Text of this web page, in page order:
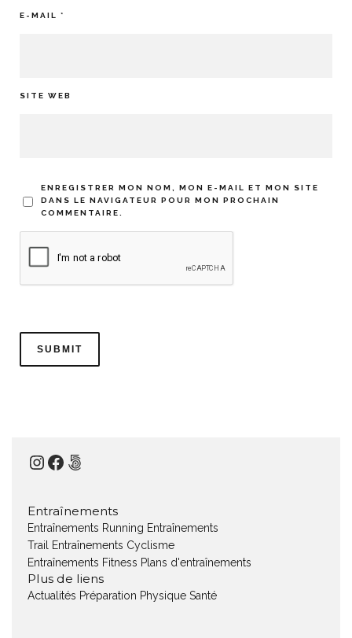
E-MAIL *
SITE WEB
ENREGISTRER MON NOM, MON E-MAIL ET MON SITE
DANS LE NAVIGATEUR POUR MON PROCHAIN
COMMENTAIRE.
Instagram
Facebook
500px
Entraînements
Entraînements Running Entraînements
Trail
Entraînements Cyclisme
Entraînements Fitness Plans d'entraînements
Plus de liens
Actualités Préparation Physique Santé